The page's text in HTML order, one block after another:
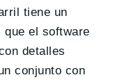
tiene un
que el software
detalles
conjunto con